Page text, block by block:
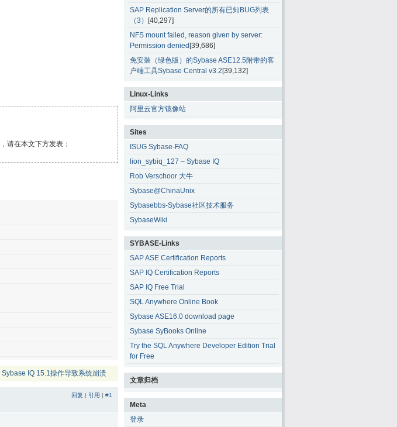
请在本文下方发表；
Sybase IQ 15.1操作导致系统崩溃
回复 | 引用 | #1
SAP Replication Server的所有已知BUG列表
（3）
[40,297]
NFS mount failed, reason given by server:
Permission denied [39,686]
免安装（绿色版）的Sybase ASE12.5附带的客
户端工具Sybase Central v3.2 [39,132]
Linux-Links
阿里云官方镜像站
Sites
ISUG Sybase-FAQ
lion_sybiq_127 – Sybase IQ
Rob Verschoor 大牛
Sybase@ChinaUnix
Sybasebbs-Sybase社区技术服务
SybaseWiki
SYBASE-Links
SAP ASE Certification Reports
SAP IQ Certification Reports
SAP IQ Free Trial
SQL Anywhere Online Book
Sybase ASE16.0 download page
Sybase SyBooks Online
Try the SQL Anywhere Developer Edition Trial
for Free
文章归档
Meta
登录